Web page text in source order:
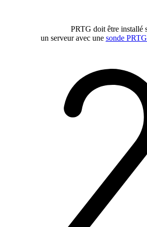
PRTG doit être installé
un serveur avec une sonde